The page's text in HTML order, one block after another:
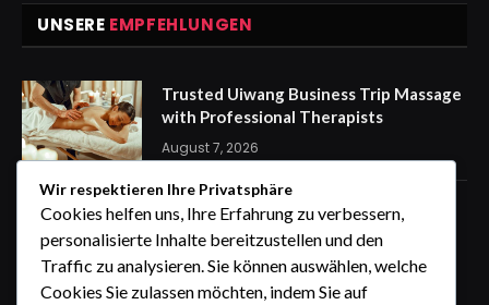
UNSERE EMPFEHLUNGEN
Trusted Uiwang Business Trip Massage
with Professional Therapists
August 7, 2026
express Kennzeichen für eine
stressfreie Auto Anmeldung von
zuhause
August 7, 2026
Wir respektieren Ihre Privatsphäre
Cookies helfen uns, Ihre Erfahrung zu verbessern,
personalisierte Inhalte bereitzustellen und den
Traffic zu analysieren. Sie können auswählen, welche
Cookies Sie zulassen möchten, indem Sie auf